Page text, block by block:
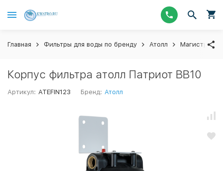
Главная Фильтры для воды по бренду Атолл
Корпус фильтра атолл Патриот BB10
Артикул: ATEFIN123 Бренд: Атолл